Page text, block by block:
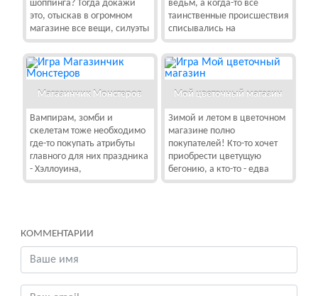
шоппинга? Тогда докажи
это, отыскав в огромном
магазине все вещи, силуэты
ведьм, а когда-то все
таинственные происшествия
списывались на
Магазинчик Монстеров
Вампирам, зомби и
скелетам тоже необходимо
где-то покупать атрибуты
главного для них праздника
- Хэллоуина,
Мой цветочный магазин
Зимой и летом в цветочном
магазине полно
покупателей! Кто-то хочет
приобрести цветущую
бегонию, а кто-то - едва
КОММЕНТАРИИ